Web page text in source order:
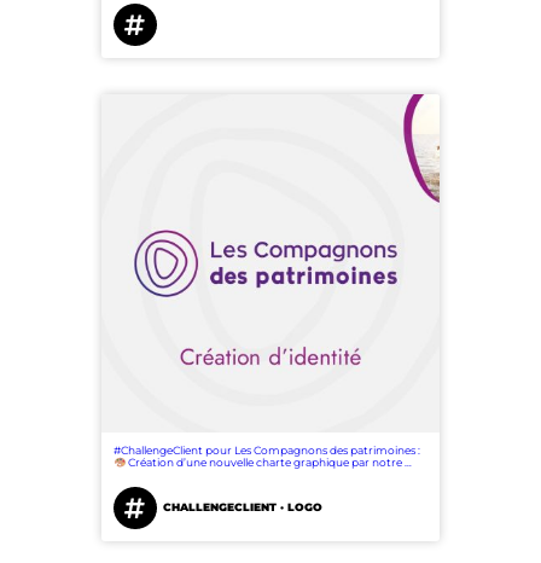
#ChallengeClient pour Les Compagnons des patrimoines :
Création d’une nouvelle charte graphique par notre …
CHALLENGECLIENT · LOGO